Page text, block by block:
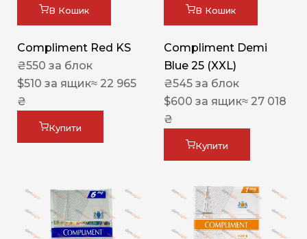
В Кошик
Compliment Red KS
₴550 за блок
$510 за ящик≈ 22 965
₴
Купити
В Кошик
Compliment Demi
Blue 25 (XXL)
₴545 за блок
$600 за ящик≈ 27 018
₴
Купити